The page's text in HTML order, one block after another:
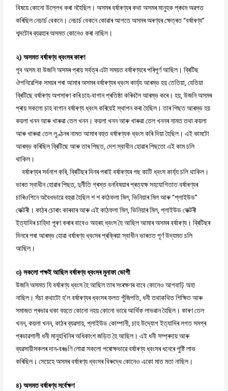
বিষয়ে কোনো উল্লেখ কৰা নহৈছিল। অসমৰ বৰ্ষাৰণ্যৰ কথা অসমৰ মানুহক প্ৰথম অৱগত
কৰিছিল নেচাৰ্চ বেকনে। নেচাৰ্চ বেকনে কোৱাৰ আগতে অসমৰ অৰণ্যৰ ক্ষেত্ৰত “বৰ্ষাৰণ্য”
শব্দটোৰ ব্যৱহাৰ অসমত কোনেও কৰা নাছিল।
২) অসমত বৰ্ষাৰণ্য ধ্বংসৰ কাৰণ
পূব অসম বা উজনি অসমৰ প্ৰায় সৰ্বত্ৰ এটা সময়ত বৰ্ষাৰণ্যৰে পৰিপূৰ্ণ আছিল। ব্ৰিটিছ
ঔপনিৱেশিক সময়ৰ পৰা আমাৰ অসমৰ বৰ্ষাৰণ্যৰ ধ্বংস কাৰ্য্য আৰম্ভ হয় তেতিয়া, যেতিয়া
ব্ৰিটিছে বৰ্ষাৰণ্য অপসাৰণ কৰি চাহ-বাগান প্ৰতিষ্ঠা কৰিবলৈ আৰম্ভ কৰে। হয়, উজনি অসমৰ
প্ৰায় সকলো চাহ বাগান বৰ্ষাৰণ্য ধ্বংস কৰিয়েই স্থাপন কৰা হৈছিল। তাৰ পিছত আৰম্ভ হয়
কয়লা খনন আৰু খাৰুৱা তেল খনন। কয়লা খনন আৰু খাৰুৱা তেল খননৰ নামত তথা কয়লা
আৰু খাৰুৱা তেল লুণ্ঠনৰ নামত আমাৰ বহুত বৰ্ষাৰণ্যক ধ্বংস কৰি দিয়া হৈছিল। এই কামটো
আৰম্ভ কৰিছিল ব্ৰিটিছে আৰু তাৰ পিছত, দেশ স্বাধীন হোৱাৰ পিছতো এই কাম চলি
থাকিল।
বৰ্ষাৰণ্যৰ সৰ্বনাশ কৰি, ব্ৰিটিছৰ দিনৰ পৰাই বৰ্ষাৰণ্যৰ গছ কাটি ধ্বংস কাৰ্য্য চলি থাকিল।
ভাৰত স্বাধীন হোৱাৰ পিছত, দুৰ্নীতি গ্ৰস্ত বনবিষয়াৰ প্ৰত্যক্ষ সহযোগিতাত বৰ্ষাৰণ্যৰ
চাৰিওপিনে অবৈধভাৱে বহুৱা হৈছিল শ শ কাঠফলা মিল, ভিনিয়াৰ মিল আৰু “প্লাইউড”
ফেক্টৰী। কাঠৰ চোৰাং কাৰবাৰ আৰু এই কাঠফলা মিল, ভিনিয়াৰ মিল, প্লাইউড ফেক্টৰী
ইত্যাদিৰ চাহিদা পূৰণ কৰাৰ বাবেও অহৰহ ধ্বংস হৈ আছিল আমাৰ অসমৰ বৰ্ষাৰণ্য। ব্ৰিটিছৰ
দিনৰে পৰা আৰম্ভ হোৱা বৰ্ষাৰণ্য ধ্বংসৰ প্ৰক্ৰিয়া স্বাধীন ভাৰতত পূৰ্ণ উদ্যমত চলি
আছিল।
৩) সকলো পক্ষই আছিল বৰ্ষাৰণ্য ধ্বংসৰ মুনাফা ভোগী
উজনি অসমত যি বৰ্ষাৰণ্য ধ্বংস হৈ আছিল তাৰ সংৰক্ষণৰ বাবে কোনেও আগবাঢ়ি অহা
নাছিল। সঁচা কথাটো হ’ল বৰ্ষাৰণ্যৰ ধ্বংসৰ ফলত পুঁজিপতি, ধনী তথাকথিত শিক্ষিত আৰু
সমাজত প্ৰভাৱ থকা বহুতে কোনো নহয় কোনো ভাৱে আৰ্থিক লাভৱান হৈছিল। কাৰণ তেল
খনন, কয়লা খনন, কাঠৰ ব্যৱসায়, প্লাইউড কোম্পানী, চাহ উদ্যোগ ইত্যাদিৰ লগত সমগ্ৰ
প্ৰভাৱশালী ধনী মানুহখিনিৰ অধিকাংশ জড়িত হৈ আছিল। এই ধনী সম্প্ৰদায় আৰু
ব্যৱসায়ীসকলৰ দান-বৰঙণি লোৱা সকলো পৰোক্ষভাৱে বৰ্ষাৰণ্য ধ্বংসৰ ধনেৰে পুষ্টি লাভ
কৰিছিল। সেয়েহে অসমৰ বৰ্ষাৰণ্য ধ্বংসৰ বিৰুদ্ধে কোনেও একো মাত মতা নাছিল।
৪) অসমত বৰ্ষাৰণ্য সৰ্বেক্ষণ